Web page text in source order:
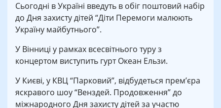
Сьогодні в Україні введуть в обіг поштовий набір
до Дня захисту дітей “Діти Перемоги малюють
Україну майбутнього”.
У Вінниці у рамках всесвітнього туру з
концертом виступить гурт Океан Ельзи.
У Києві, у КВЦ “Парковий”, відбудеться прем’єра
яскравого шоу “Венздей. Продовження” до
міжнародного Дня захисту дітей за участю